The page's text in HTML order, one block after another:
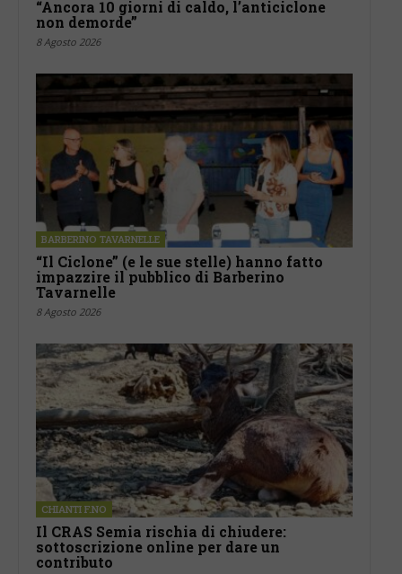
“Ancora 10 giorni di caldo, l’anticiclone
non demorde”
8 Agosto 2026
BARBERINO TAVARNELLE
“Il Ciclone” (e le sue stelle) hanno fatto
impazzire il pubblico di Barberino
Tavarnelle
8 Agosto 2026
CHIANTI F.NO
Il CRAS Semia rischia di chiudere:
sottoscrizione online per dare un
contributo